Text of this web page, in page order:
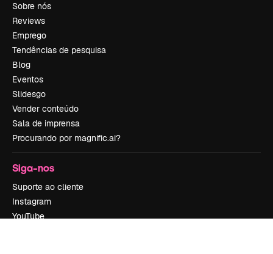
Sobre nós
Reviews
Emprego
Tendências de pesquisa
Blog
Eventos
Slidesgo
Vender conteúdo
Sala de imprensa
Procurando por magnific.ai?
Siga-nos
Suporte ao cliente
Instagram
YouTube